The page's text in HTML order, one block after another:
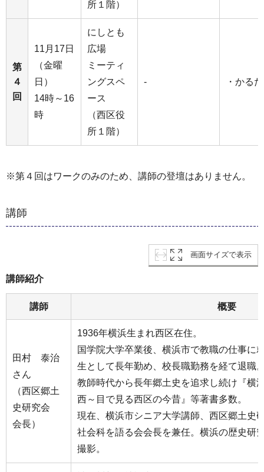
所１階）
第
４
回
11月17日
（金曜
日）
14時～16
時
にしとも
広場
ミーティ
ングスペ
ース
（西区役
所１階）
- ・かる
※第４回はワークのみのため、講師の登壇はありません。
講師
画面サイズで表示
講師紹介
講師 概要
田村 泰治
さん
（西区郷土
史研究会
会長）
1936年横浜生まれ西区在住。
国学院大学卒業後、横浜市で教職の仕事に
生として長年勤め、校長職勤務を経て退職
教師時代から長年郷土史を追求し続け『横
西～目で見る西区の今昔』等著書多数。
現在、横浜市シニア大学講師、西区郷土史
社会科を語る会会長を兼任。横浜の歴史研
撮影。